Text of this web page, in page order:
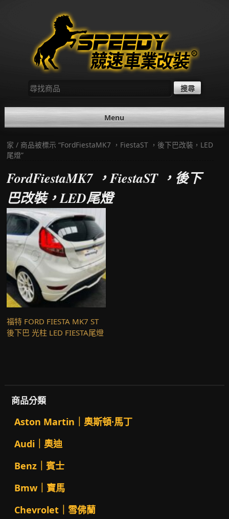
尋
找：
Menu
家 / 商品被標示 “FordFiestaMK7 ，FiestaST ，後下巴改裝，LED
尾燈”
FordFiestaMK7 ，FiestaST ，後下
巴改裝，LED尾燈
福特 FORD FIESTA MK7 ST
後下巴 光柱 LED FIESTA尾燈
商品分類
Aston Martin｜奧斯頓·馬丁
Audi｜奧迪
Benz｜賓士
Bmw｜寶馬
Chevrolet｜雪佛蘭